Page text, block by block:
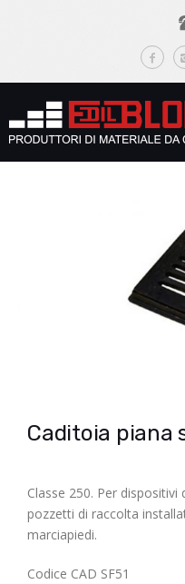
Caditoia piana
Classe 250. Per
pozzetti di raccolta
marciapiedi.
Codice CAD SF51